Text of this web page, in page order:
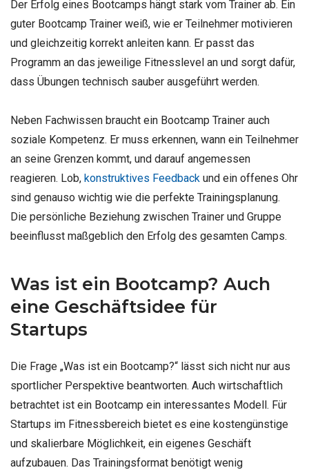
Der Erfolg eines Bootcamps hängt stark vom Trainer ab. Ein
guter Bootcamp Trainer weiß, wie er Teilnehmer motivieren
und gleichzeitig korrekt anleiten kann. Er passt das
Programm an das jeweilige Fitnesslevel an und sorgt dafür,
dass Übungen technisch sauber ausgeführt werden.
Neben Fachwissen braucht ein Bootcamp Trainer auch
soziale Kompetenz. Er muss erkennen, wann ein Teilnehmer
an seine Grenzen kommt, und darauf angemessen
reagieren. Lob, konstruktives Feedback und ein offenes Ohr
sind genauso wichtig wie die perfekte Trainingsplanung.
Die persönliche Beziehung zwischen Trainer und Gruppe
beeinflusst maßgeblich den Erfolg des gesamten Camps.
Was ist ein Bootcamp? Auch
eine Geschäftsidee für
Startups
Die Frage „Was ist ein Bootcamp?“ lässt sich nicht nur aus
sportlicher Perspektive beantworten. Auch wirtschaftlich
betrachtet ist ein Bootcamp ein interessantes Modell. Für
Startups im Fitnessbereich bietet es eine kostengünstige
und skalierbare Möglichkeit, ein eigenes Geschäft
aufzubauen. Das Trainingsformat benötigt wenig